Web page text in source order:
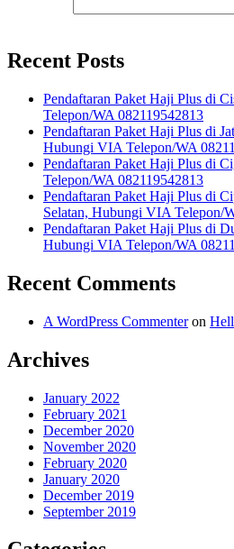
Recent Posts
Pendaftaran Paket Haji Plus di
Telepon/WA 082119542813
Pendaftaran Paket Haji Plus di
Hubungi VIA Telepon/WA
Pendaftaran Paket Haji Plus di
Telepon/WA 082119542813
Pendaftaran Paket Haji Plus di
Selatan, Hubungi VIA Telepon/
Pendaftaran Paket Haji Plus di
Hubungi VIA Telepon/WA
Recent Comments
A WordPress Commenteron
Archives
January 2022
February 2021
December 2020
November 2020
February 2020
January 2020
December 2019
September 2019